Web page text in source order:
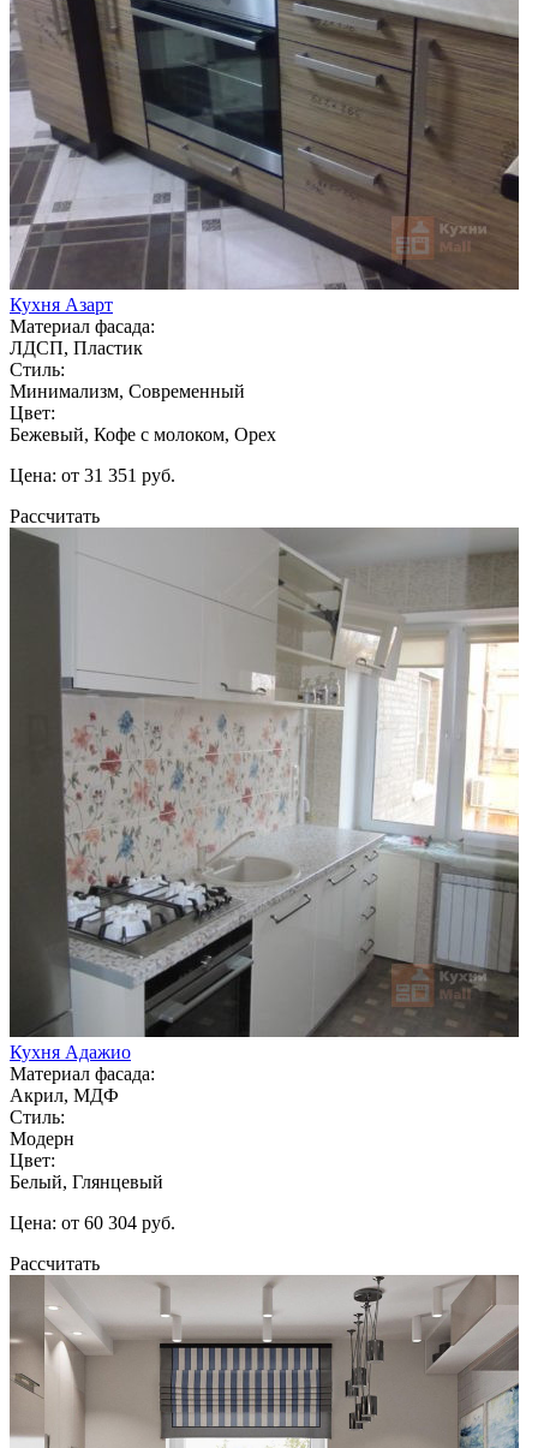
Кухня Азарт
Материал фасада:
ЛДСП, Пластик
Стиль:
Минимализм, Современный
Цвет:
Бежевый, Кофе с молоком, Орех
Цена: от 31 351 руб.
Рассчитать
Кухня Адажио
Материал фасада:
Акрил, МДФ
Стиль:
Модерн
Цвет:
Белый, Глянцевый
Цена: от 60 304 руб.
Рассчитать